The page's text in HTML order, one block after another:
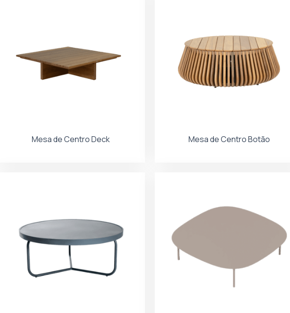
Mesa de Centro Deck Mesa de Centro Botão